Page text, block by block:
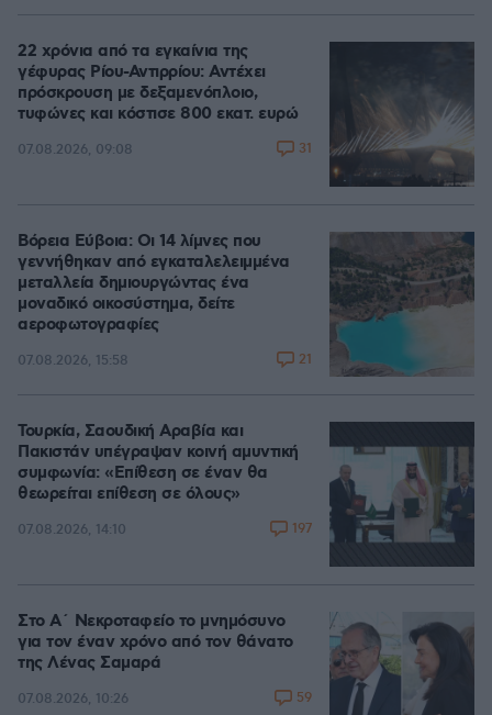
22 χρόνια από τα εγκαίνια της
γέφυρας Ρίου-Αντιρρίου: Αντέχει
πρόσκρουση με δεξαμενόπλοιο,
τυφώνες και κόστισε 800 εκατ. ευρώ
07.08.2026, 09:08 31
Βόρεια Εύβοια: Οι 14 λίμνες που
γεννήθηκαν από εγκαταλελειμμένα
μεταλλεία δημιουργώντας ένα
μοναδικό οικοσύστημα, δείτε
αεροφωτογραφίες
07.08.2026, 15:58 21
Τουρκία, Σαουδική Αραβία και
Πακιστάν υπέγραψαν κοινή αμυντική
συμφωνία: «Επίθεση σε έναν θα
θεωρείται επίθεση σε όλους»
07.08.2026, 14:10 197
Στο Α΄ Νεκροταφείο το μνημόσυνο
για τον έναν χρόνο από τον θάνατο
της Λένας Σαμαρά
07.08.2026, 10:26 59